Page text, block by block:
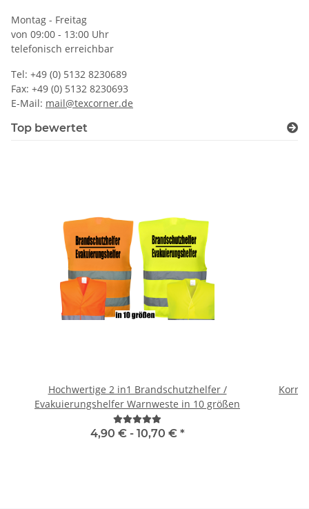
Montag - Freitag
von 09:00 - 13:00 Uhr
telefonisch erreichbar
Tel: +49 (0) 5132 8230689
Fax: +49 (0) 5132 8230693
E-Mail: mail@texcorner.de
Top bewertet
Hochwertige 2 in1 Brandschutzhelfer /
Evakuierungshelfer Warnweste in 10 größen
4,90 € - 10,70 € *